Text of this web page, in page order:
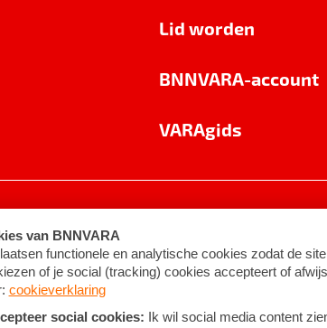
Lid worden
BNNVARA-account
VARAgids
Algemene voorwaarden ©2026BNNVARA